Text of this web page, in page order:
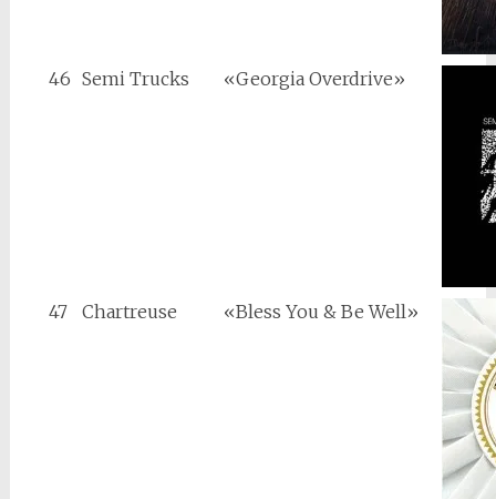
46 Semi Trucks «Georgia Overdrive»
47 Chartreuse «Bless You & Be Well»